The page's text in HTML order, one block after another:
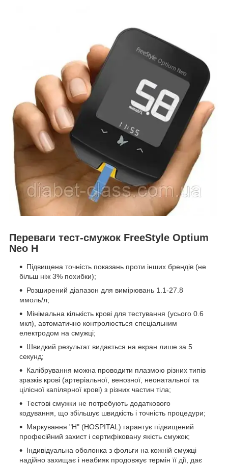
Переваги тест-смужок FreeStyle Optium
Neo H
Підвищена точність показань проти інших брендів (не
більш ніж 3% похибки);
Розширений діапазон для вимірювань 1.1-27.8
ммоль/л;
Мінімальна кількість крові для тестування (усього 0.6
мкл), автоматично контролюється спеціальним
електродом на смужці;
Швидкий результат видається на екран лише за 5
секунд;
Калібрування можна проводити плазмою різних типів
зразків крові (артеріальної, венозної, неонатальної та
цілісної капілярної крові) з різних частин тіла;
Тестові смужки не потребують додаткового
кодування, що збільшує швидкість і точність процедури;
Маркування "Н" (HOSPITAL) гарантує підвищений
професійний захист і сертифіковану якість смужок;
Індивідуальна оболонка з фольги на кожній смужці
надійно захищає і неабияк продовжує термін її дії, дає